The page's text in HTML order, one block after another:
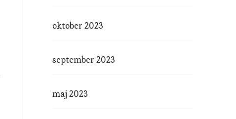
oktober 2023
september 2023
maj 2023